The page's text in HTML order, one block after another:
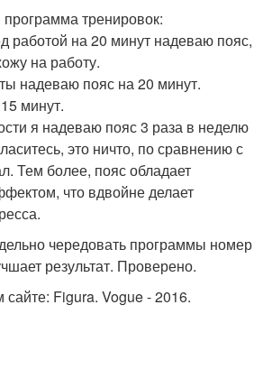
тренировок:
работой на 20 минут надеваю пояс,
на работу.
надеваю пояс на 20 минут.
минут.
я надеваю пояс 3 раза в неделю
это ничто, по сравнению с
Тем более, пояс обладает
что вдвойне делает
чередовать программы номер
результат. Проверено.
Figura. Vogue - 2016.